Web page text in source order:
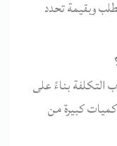
وبقيمة تحدد
بناءً على
كبيرة من